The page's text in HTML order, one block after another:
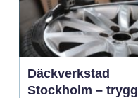
Däckverkstad
Stockholm – trygg